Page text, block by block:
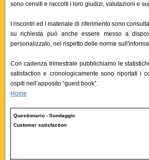
sono censiti e raccolti i loro giudizi, valutazioni e
I riscontri ed l materiale di riferimento sono
su richiesta può anche essere messo a
personalizzato, nel rispetto delle norme
Con cadenza trimestrale pubblichiamo le
satisfaction e cronologicamente sono riportati i
ospiti nell’apposito “guest book”.
Home
Questionario - Sondaggio
Customer satisfaction